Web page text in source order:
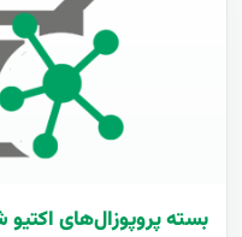
بسته پروپوزال‌های